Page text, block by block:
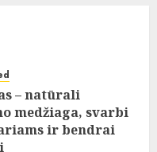
– natūrali
medžiaga, svarbi
ir bendrai